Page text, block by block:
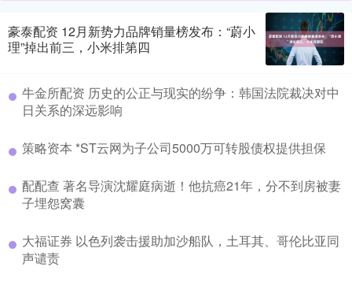
豪泰配资 12月新势力品牌销量榜发布：“蔚小
理”掉出前三，小米排第四
牛金所配资 历史的公正与现实的纷争：韩国法院裁决对中
日关系的深远影响
策略资本 *ST云网为子公司5000万可转股债权提供担保
配配查 著名导演沈耀庭病逝！他抗癌21年，分不到房被妻
子埋怨窝囊
大福证券 以色列袭击援助加沙船队，土耳其、哥伦比亚同
声谴责